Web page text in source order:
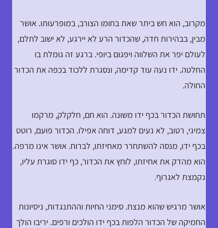
מקרוב, הוא חש ביתר שאת בחומו הצורב, במופרעותו. אושר
מבין, בבהירות חדה, שהכדור הרע לא יירגע, לא ישוב לתלם,
לעולם יפר את השלווה ויפגום ביופי. ברגע זה גומלת בו
החלטה. ידו נעה עוד קדימה, ונסגרת ללכוד בכפה את הכדור
החולה.
תחושת הכדור בכף ידו משונה. הוא חם, חלקלק, מרקמו
צמיגי, רטוב, לא נעים למגע, דוחה אפילו. הכדור פועם, רוטט
בכף ידו, מנסה להשתחרר מאחיזתו, לברוח. אושר אינו מרפה.
הוא מהדק את אחיזתו, לוחץ את הכדור, כף ידו סוגרת עליו,
נקמצת לאגרוף.
אושר מרגיש שהוא מנצח. סימני החיות וההתנגדות, ניסיונות
החמיקה של הכדור הלפות בכף ידו הולכים ורפים. יריבו הולך